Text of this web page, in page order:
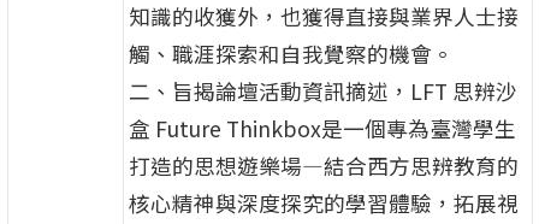
知識的收獲外，也獲得直接與業界人士接
觸、職涯探索和自我覺察的機會。
二、旨揭論壇活動資訊摘述，LFT 思辨沙
盒 Future Thinkbox是一個專為臺灣學生
打造的思想遊樂場—結合西方思辨教育的
核心精神與深度探究的學習體驗，拓展視